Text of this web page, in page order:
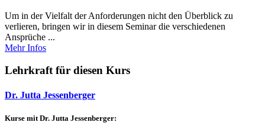
Um in der Vielfalt der Anforderungen nicht den Überblick zu
verlieren, bringen wir in diesem Seminar die verschiedenen
Ansprüche ...
Mehr Infos
Lehrkraft für diesen Kurs
Dr. Jutta Jessenberger
Kurse mit Dr. Jutta Jessenberger: